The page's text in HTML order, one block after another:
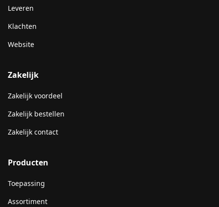
Leveren
Klachten
Website
Zakelijk
Zakelijk voordeel
Zakelijk bestellen
Zakelijk contact
Producten
Toepassing
Assortiment